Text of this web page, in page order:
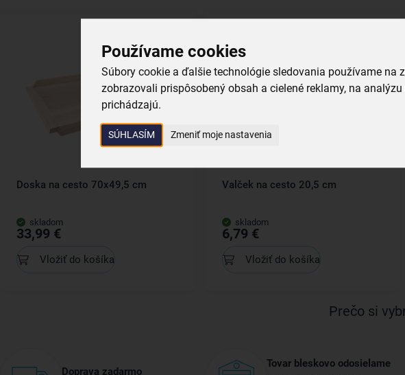
Používame cookies
Súbory cookie a ďalšie technológie sledovania používame na
zobrazovali prispôsobený obsah a cielené reklamy, na
prichádzajú.
SÚHLASÍM Zmeniť moje nastavenia
Doska na cesto 70x49,5 cm
skladom
33,99 €
Vložiť do košíka
Valček na cesto 20,5 cm
skladom
6,79 €
Vložiť do košíka
Prečo si
Doprava zadarmo
Tovar bleskovo odosielame